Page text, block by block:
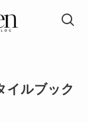
イルブック